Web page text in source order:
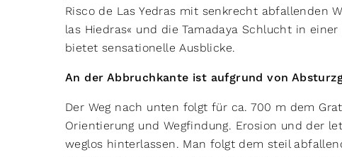
Risco de Las Yedras mit senkrecht abfallenden
las Hiedras« und die Tamadaya Schlucht in
bietet sensationelle Ausblicke.
An der Abbruchkante ist aufgrund von
Der Weg nach unten folgt für ca. 700 m dem
Orientierung und Wegfindung. Erosion und der
weglos hinterlassen. Man folgt dem steil